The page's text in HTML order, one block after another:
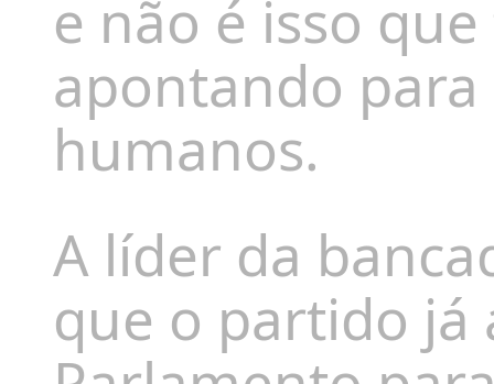
e não é isso
apontando
humanos.
A líder da
que o partido